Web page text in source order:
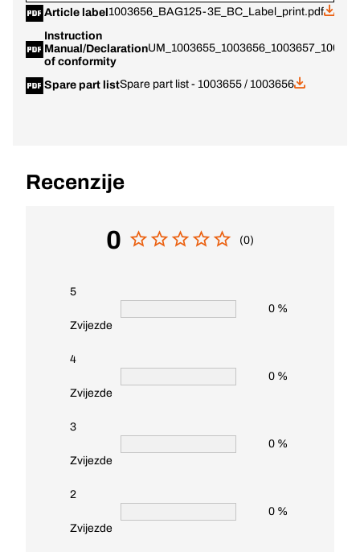
Article label 1003656_BAG125-3E_BC_Label_print.pdf
Instruction
Manual/Declaration
of conformity
Spare part listSpare part list - 1003655 / 1003656
Recenzije
0 (0)
5
Zvijezde
0 %
4
Zvijezde
0 %
3
Zvijezde
0 %
2
Zvijezde
0 %